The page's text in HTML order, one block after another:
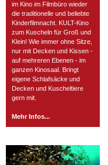
im Kino im Filmbüro wieder
die traditionelle und beliebte
Kinderfilmnacht. KULT-Kino
zum Kuscheln für Groß und
Klein! Wie immer ohne Sitze,
nur mit Decken und Kissen -
auf mehreren Ebenen - im
ganzen Kinosaal. Bringt
eigene Schlafsäcke und
Decken und Kuscheltiere
gern mit.
Mehr Infos...